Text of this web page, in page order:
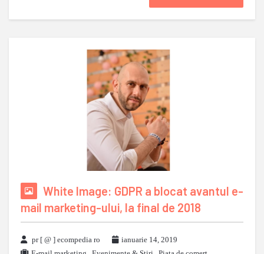
White Image: GDPR a blocat avantul e-
mail marketing-ului, la final de 2018
pr [ @ ] ecompedia ro
ianuarie 14, 2019